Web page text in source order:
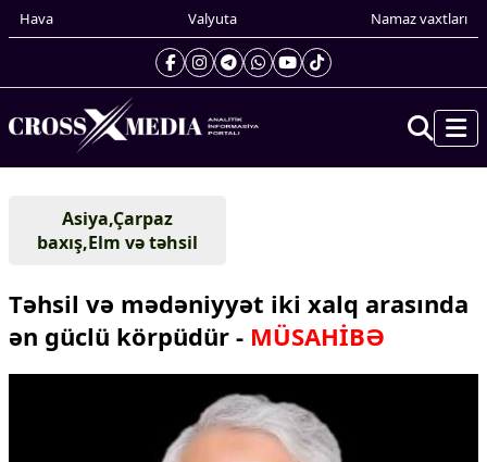
Hava Valyuta Namaz vaxtları
Gündəm
Dünya
Xarici xəbərlər
Cənubi Qafqaz
Türk Dünyası
Asiya,Çarpaz
baxış,Elm və təhsil
Təhsil və mədəniyyət iki xalq arasında
ən güclü körpüdür - MÜSAHİBƏ